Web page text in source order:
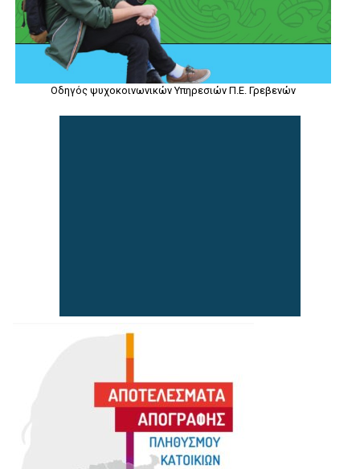
Οδηγός ψυχοκοινωνικών Υπηρεσιών Π.Ε. Γρεβενών